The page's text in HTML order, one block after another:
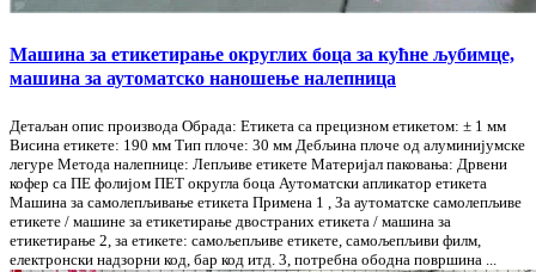
Машина за етикетирање округлих боца за кућне љубимце,
машина за аутоматско наношење налепница
Детаљан опис производа Обрада: Етикета са прецизном етикетом: ± 1 мм
Висина етикете: 190 мм Тип плоче: 30 мм Дебљина плоче од алуминијумске
легуре Метода налепнице: Лепљиве етикете Материјал паковања: Дрвени
кофер са ПЕ фолијом ПЕТ округла боца Аутоматски апликатор етикета
Машина за самолепљивање етикета Примена 1 , За аутоматске самолепљиве
етикете / машине за етикетирање двостраних етикета / машина за
етикетирање 2, за етикете: самољепљиве етикете, самољепљиви филм,
електронски надзорни код, бар код итд. 3, потребна ободна површина ...